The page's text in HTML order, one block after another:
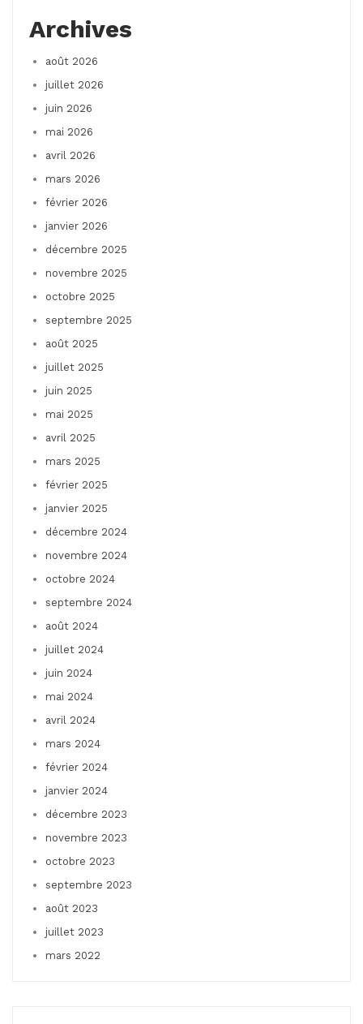
Archives
août 2026
juillet 2026
juin 2026
mai 2026
avril 2026
mars 2026
février 2026
janvier 2026
décembre 2025
novembre 2025
octobre 2025
septembre 2025
août 2025
juillet 2025
juin 2025
mai 2025
avril 2025
mars 2025
février 2025
janvier 2025
décembre 2024
novembre 2024
octobre 2024
septembre 2024
août 2024
juillet 2024
juin 2024
mai 2024
avril 2024
mars 2024
février 2024
janvier 2024
décembre 2023
novembre 2023
octobre 2023
septembre 2023
août 2023
juillet 2023
mars 2022